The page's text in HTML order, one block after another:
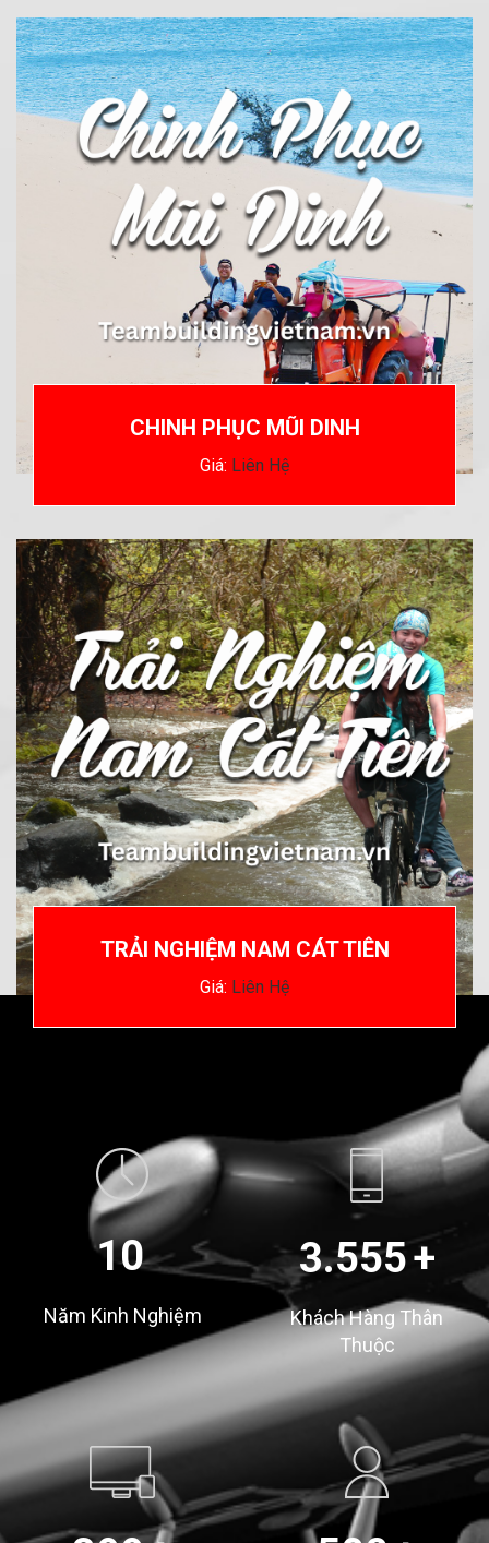
CHINH PHỤC MŨI DINH
Giá: Liên Hệ
TRẢI NGHIỆM NAM CÁT TIÊN
Giá: Liên Hệ
10
Năm Kinh Nghiệm
3.555+
Khách Hàng Thân
Thuộc